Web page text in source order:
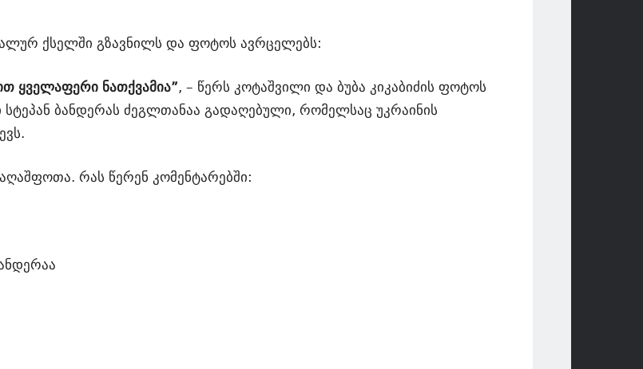
ქსელში გზავნილს და ფოტოს ავრცელებს:
ყველაფერი ნათქვამია”, – წერს კოტაშვილი და ბუბა კიკაბიძის ფოტოს
ბანდერას ძეგლთანაა გადაღებული, რომელსაც უკრაინის
რას წერენ კომენტარებში: